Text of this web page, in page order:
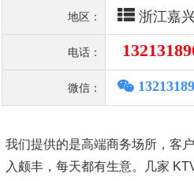
地区： 浙江嘉
电话：
微信：
我们提供的是高端商务场所，客
入颇丰，每天都有生意。几家